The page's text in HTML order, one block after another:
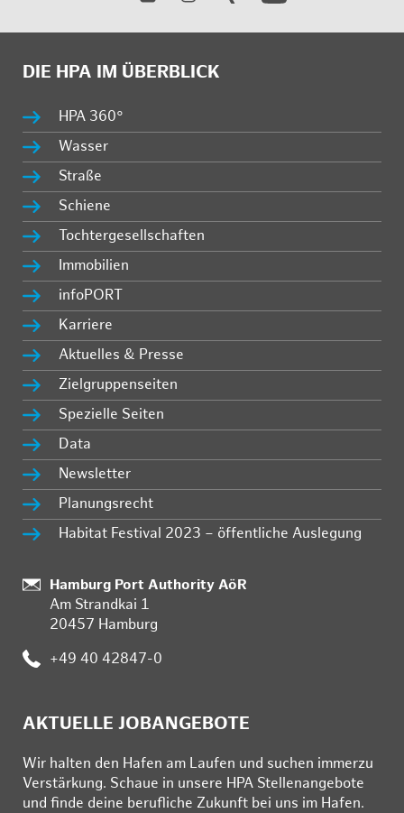
DIE HPA IM ÜBERBLICK
HPA 360°
Wasser
Straße
Schiene
Tochtergesellschaften
Immobilien
infoPORT
Karriere
Aktuelles & Presse
Zielgruppenseiten
Spezielle Seiten
Data
Newsletter
Planungsrecht
Habitat Festival 2023 – öffentliche Auslegung
Standort:
Hamburg Port Authority AöR
Am Strandkai 1
20457 Hamburg
Telefon:
+49 40 42847-0
AKTUELLE JOBANGEBOTE
Wir hal­ten den Ha­fen am Lau­fen und su­chen im­mer­zu
Ver­stär­kung. Schau­e in un­se­re HPA Stel­len­an­ge­bo­te
und fin­de deine be­ruf­li­che Zu­kunft bei uns im Ha­fen.